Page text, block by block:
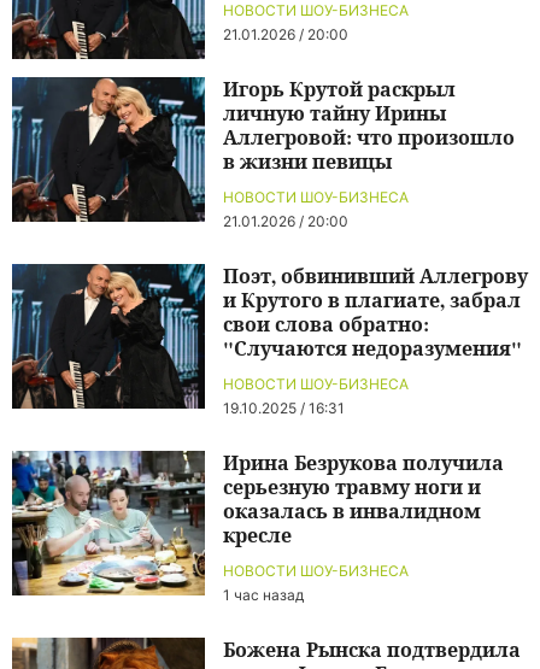
НОВОСТИ ШОУ-БИЗНЕСА
21.01.2026 / 20:00
НОВОСТИ ШОУ-БИЗНЕСА
21.01.2026 / 20:00
Игорь Крутой раскрыл
личную тайну Ирины
Аллегровой: что произошло
в жизни певицы
НОВОСТИ ШОУ-БИЗНЕСА
19.10.2025 / 16:31
Поэт, обвинивший Аллегрову
и Крутого в плагиате, забрал
свои слова обратно:
"Случаются недоразумения"
НОВОСТИ ШОУ-БИЗНЕСА
1 час назад
Ирина Безрукова получила
серьезную травму ноги и
оказалась в инвалидном
кресле
Божена Рынска подтвердила